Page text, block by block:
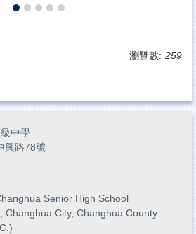
瀏覽數: 259
中學
興路78號
Senior High School
Changhua City, Changhua County